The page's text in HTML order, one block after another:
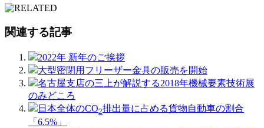
関連する記事
2022年 新年のご挨拶
大型密閉用フリーザー金具の販売を開始
名古屋支店の三上が解説する2018年機械要素技術展
のみどころ
日本全体のCO2排出量に占める貨物自動車の割合
「6.5%」